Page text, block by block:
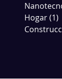
Hogar(1)